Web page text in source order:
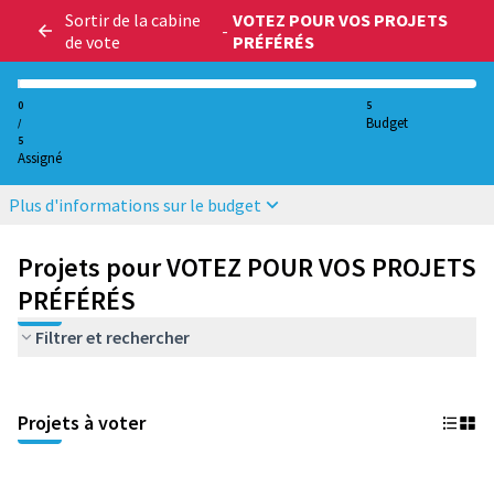
Sortir de la cabine
de vote
- VOTEZ POUR VOS PROJETS
PRÉFÉRÉS
0
/
5
Assigné
5
Budget
Plus d'informations sur le budget
Projets pour VOTEZ POUR VOS PROJETS
PRÉFÉRÉS
Filtrer et rechercher
Projets à voter